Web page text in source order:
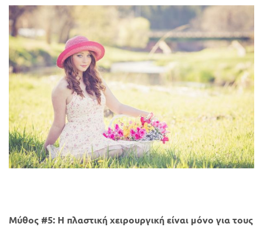
Μύθος #5: Η πλαστική χειρουργική είναι μόνο για τους